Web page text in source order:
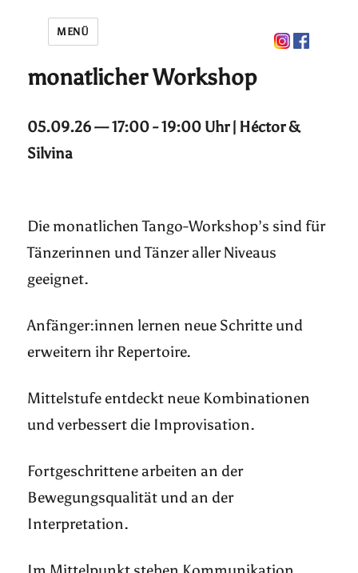
MENÜ
monatlicher Workshop
05.09.26 — 17:00 - 19:00 Uhr | Héctor &
Silvina
Die monatlichen Tango-Workshop’s sind für
Tänzerinnen und Tänzer aller Niveaus
geeignet.
Anfänger:innen lernen neue Schritte und
erweitern ihr Repertoire.
Mittelstufe entdeckt neue Kombinationen
und verbessert die Improvisation.
Fortgeschrittene arbeiten an der
Bewegungsqualität und an der
Interpretation.